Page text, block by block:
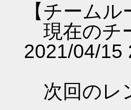
【チーム
現在のチ
2021/04/15
次回のレ